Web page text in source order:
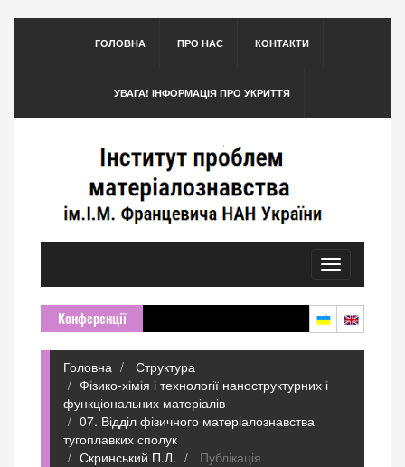
ГОЛОВНА ПРО НАС КОНТАКТИ
УВАГА! ІНФОРМАЦІЯ ПРО УКРИТТЯ
Toggle
navigation
Конференції
Головна
Структура
Фізико-хімія і технології наноструктурних і
функціональних матеріалів
07. Відділ фізичного матеріалознавства
тугоплавких сполук
Скринський П.Л.
Публікація